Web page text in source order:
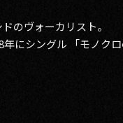
のヴォーカリスト。
にシングル 「モノク